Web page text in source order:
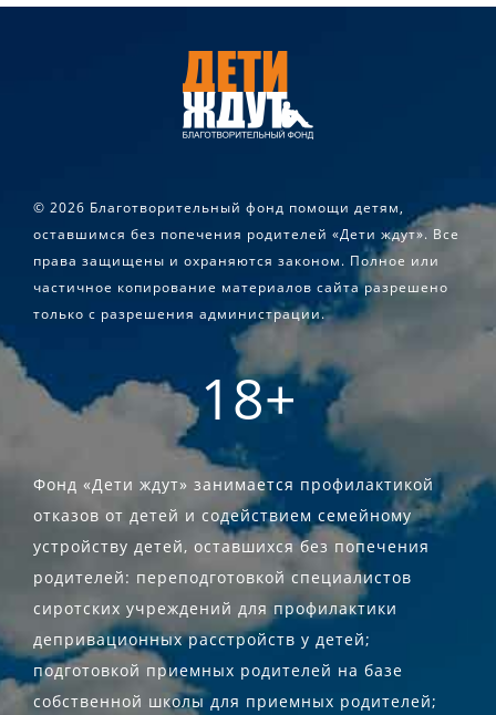
© 2026 Благотворительный фонд помощи детям,
оставшимся без попечения родителей «Дети ждут». Все
права защищены и охраняются законом. Полное или
частичное копирование материалов сайта разрешено
только с разрешения администрации.
18+
Фонд «Дети ждут» занимается профилактикой
отказов от детей и содействием семейному
устройству детей, оставшихся без попечения
родителей: переподготовкой специалистов
сиротских учреждений для профилактики
депривационных расстройств у детей;
подготовкой приемных родителей на базе
собственной школы для приемных родителей;